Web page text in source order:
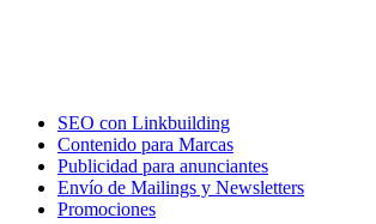
SEO con Linkbuilding
Contenido para Marcas
Publicidad para anunciantes
Envío de Mailings y Newsletters
Promociones